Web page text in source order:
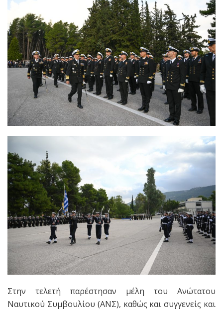
Στην τελετή παρέστησαν μέλη του Ανώτατου
Ναυτικού Συμβουλίου (ΑΝΣ), καθώς και συγγενείς και